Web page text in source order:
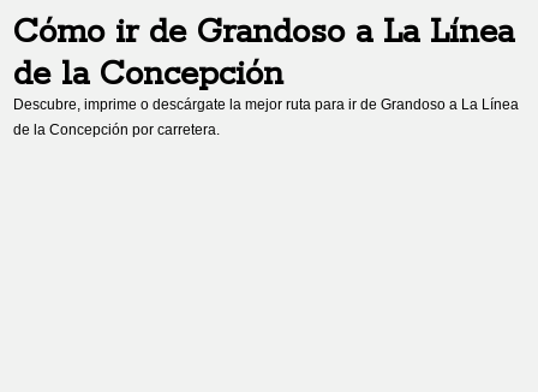
Cómo ir de Grandosoa La Línea
de la Concepción
Descubre, imprime o descárgate la mejor ruta para ir deGrandoso a La Línea
de la Concepción por carretera.